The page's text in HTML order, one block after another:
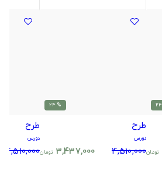
تومان
% 24
طرح
دورس
4,510,000
3,437,000 تومان
طرح
دورس
4,510,000